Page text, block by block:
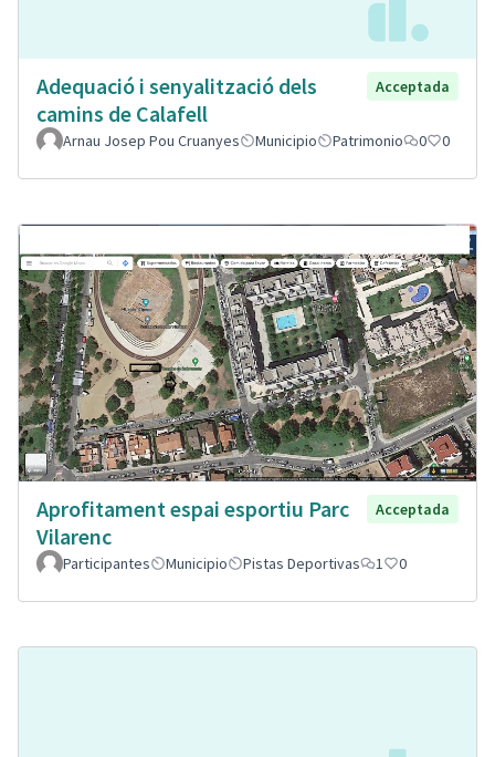
Adequació i senyalització dels
camins de Calafell
Acceptada
Arnau Josep Pou Cruanyes Municipio Patrimonio 0 0
Aprofitament espai esportiu Parc
Vilarenc
Acceptada
Participantes Municipio Pistas Deportivas 1 0